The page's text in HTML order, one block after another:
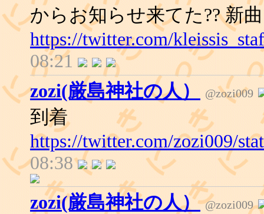
からお知らせ来てた?? 新
https://twitter.com/
08:21
zozi(厳島神社の人）
@zozi009
到着
https://twitter.com/zozi009/
08:38
zozi(厳島神社の人） @zozi009